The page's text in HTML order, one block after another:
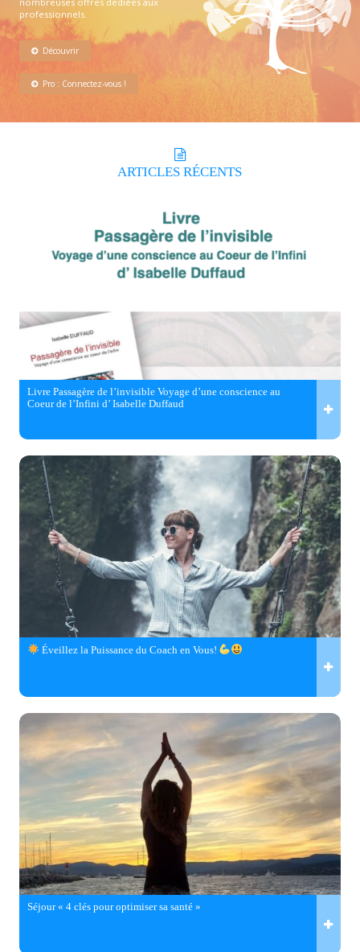
professionnels.
Découvrir
Pro : Connectez-vous !
ARTICLES RÉCENTS
Livre Passagère de l’invisible Voyage d’une conscience au
Coeur de l’Infini d’ Isabelle Duffaud
Éveillez la Puissance du Coach en Vous!
Séjour « 4 clés pour optimiser sa santé »